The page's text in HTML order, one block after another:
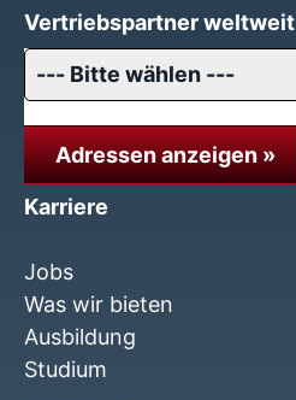
Vertriebspartner weltweit
Adressen anzeigen »
Karriere
Jobs
Was wir bieten
Ausbildung
Studium